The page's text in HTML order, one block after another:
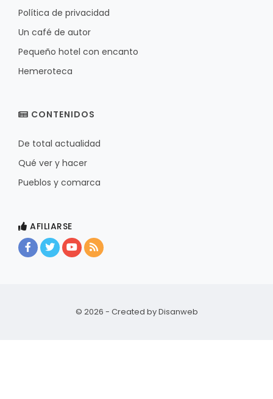
Política de privacidad
Un café de autor
Pequeño hotel con encanto
Hemeroteca
CONTENIDOS
De total actualidad
Qué ver y hacer
Pueblos y comarca
AFILIARSE
© 2026 - Created byDisanweb